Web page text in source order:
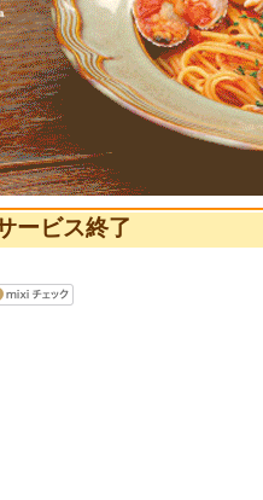
ービス終了